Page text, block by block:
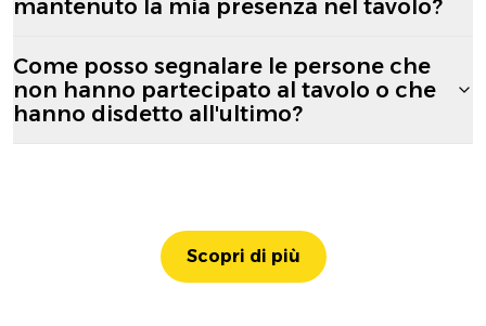
mantenuto la mia presenza nel tavolo?
Come posso segnalare le persone che
non hanno partecipato al tavolo o che
hanno disdetto all'ultimo?
Scopri di più